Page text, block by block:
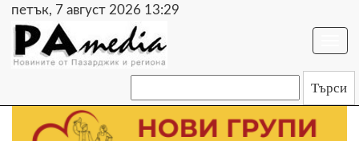
петък, 7 август 2026 13:29